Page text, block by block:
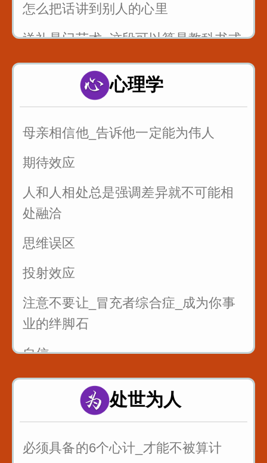
怎么把话讲到别人的心里
送礼是门艺术_这段可以算是教科书式
的例子
以后有人故意刁难你_你就找到问题刁
难的点_套用在提问者身上_怼回去
管好自己的嘴_关系再好也不要说这些
话
三招让你和任何人说话
心理学
母亲相信他_告诉他一定能为伟人
期待效应
人和人相处总是强调差异就不可能相
处融洽
思维误区
投射效应
注意不要让_冒充者综合症_成为你事
业的绊脚石
自信
处世为人
必须具备的6个心计_才能不被算计